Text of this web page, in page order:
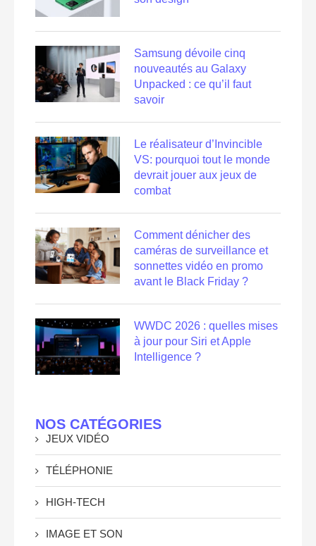
Samsung dévoile cinq
nouveautés au Galaxy
Unpacked : ce qu’il faut
savoir
Le réalisateur d’Invincible
VS: pourquoi tout le monde
devrait jouer aux jeux de
combat
Comment dénicher des
caméras de surveillance et
sonnettes vidéo en promo
avant le Black Friday ?
WWDC 2026 : quelles mises
à jour pour Siri et Apple
Intelligence ?
NOS CATÉGORIES
JEUX VIDÉO
TÉLÉPHONIE
HIGH-TECH
IMAGE ET SON